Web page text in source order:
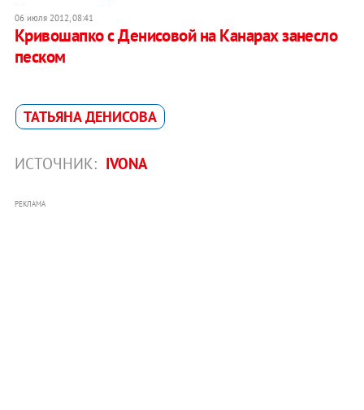
06 июля 2012, 08:41
Кривошапко с Денисовой на Канарах занесло
песком
ТАТЬЯНА ДЕНИСОВА
ИСТОЧНИК: IVONA
РЕКЛАМА